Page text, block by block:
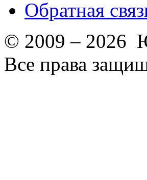
Обратная
© 2009 – 2026
Все права